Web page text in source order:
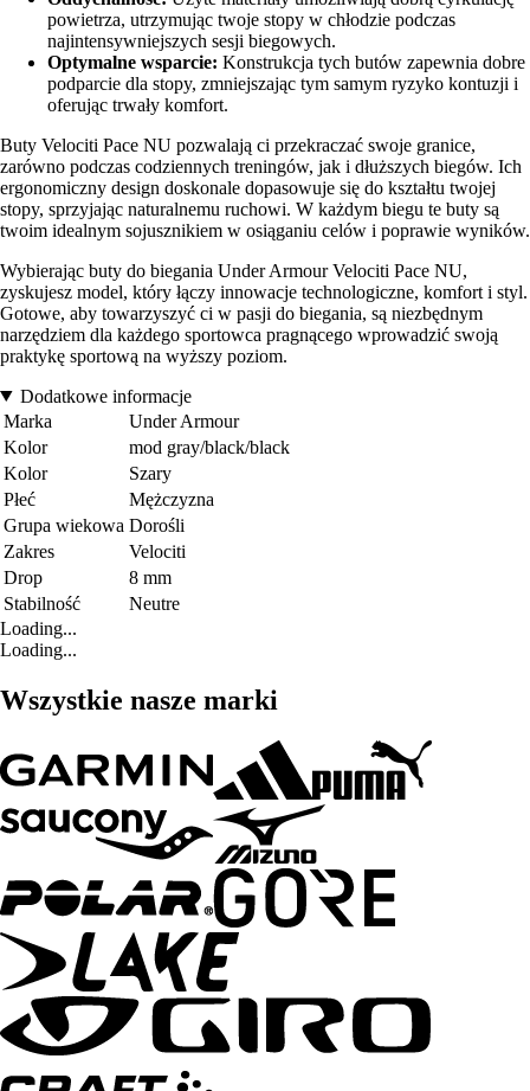
powietrza, utrzymując twoje stopy w chłodzie podczas
najintensywniejszych sesji biegowych.
Optymalne wsparcie: Konstrukcja tych butów zapewnia dobre
podparcie dla stopy, zmniejszając tym samym ryzyko kontuzji i
oferując trwały komfort.
Buty Velociti Pace NU pozwalają ci przekraczać swoje granice,
zarówno podczas codziennych treningów, jak i dłuższych biegów. Ich
ergonomiczny design doskonale dopasowuje się do kształtu twojej
stopy, sprzyjając naturalnemu ruchowi. W każdym biegu te buty są
twoim idealnym sojusznikiem w osiąganiu celów i poprawie wyników.
Wybierając buty do biegania Under Armour Velociti Pace NU,
zyskujesz model, który łączy innowacje technologiczne, komfort i styl.
Gotowe, aby towarzyszyć ci w pasji do biegania, są niezbędnym
narzędziem dla każdego sportowca pragnącego wprowadzić swoją
praktykę sportową na wyższy poziom.
Dodatkowe informacje
Marka
Under Armour
Kolor
mod gray/black/black
Kolor
Szary
Płeć
Mężczyzna
Grupa wiekowa Dorośli
Zakres
Velociti
Drop
8 mm
Stabilność
Neutre
Loading...
Loading...
Wszystkie nasze marki